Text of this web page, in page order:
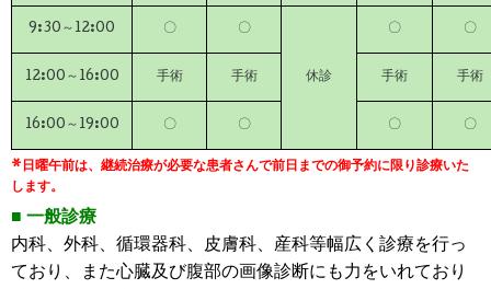
9:30～12:00 〇 〇
休診
〇 〇
12:00～16:00 手術 手術 手術 手術
16:00～19:00 〇 〇 〇 〇
*日曜午前は、継続治療が必要な患者さんで前日までの御予約に限り診療いた
します。
■ 一般診療
内科、外科、循環器科、皮膚科、産科等幅広く診療を行っ
ており、また心臓及び腹部の画像診断にも力をいれており